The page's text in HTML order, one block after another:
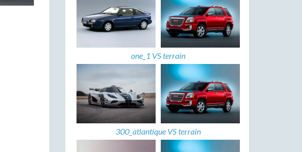
one_1 VS terrain
300_atlantique VS terrain